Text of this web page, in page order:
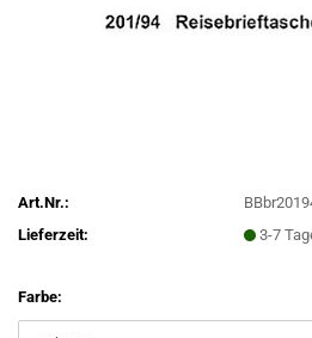
Art.Nr.:
Lieferzeit:
3-7
Farbe: